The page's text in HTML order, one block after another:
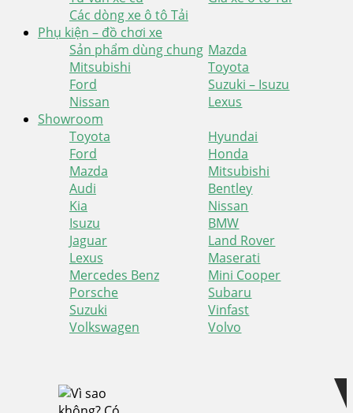
Các dòng xe ô tô Tải
Phụ kiện – đồ chơi xe
Sản phẩm dùng chung Mazda
Mitsubishi
Toyota
Ford
Suzuki – Isuzu
Nissan
Lexus
Showroom
Toyota
Hyundai
Ford
Honda
Mazda
Mitsubishi
Audi
Bentley
Kia
Nissan
Isuzu
BMW
Jaguar
Land Rover
Lexus
Maserati
Mercedes Benz
Mini Cooper
Porsche
Subaru
Suzuki
Vinfast
Volkswagen
Volvo
navigation